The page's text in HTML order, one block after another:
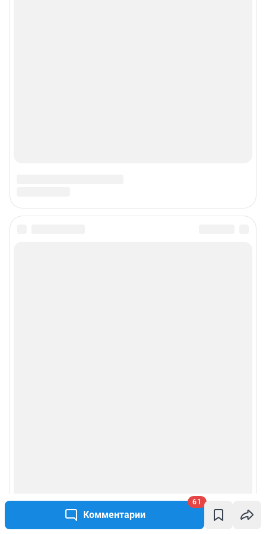
Комментарии
61